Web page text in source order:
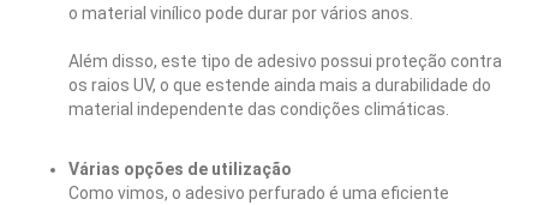
o material vinílico pode durar por vários anos.
Além disso, este tipo de adesivo possui proteção contra
os raios UV, o que estende ainda mais a durabilidade do
material independente das condições climáticas.
Várias opções de utilização
Como vimos, o adesivo perfurado é uma eficiente